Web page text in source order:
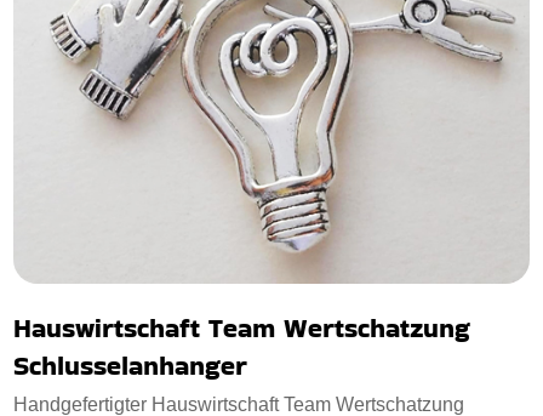
Hauswirtschaft Team Wertschatzung
Schlusselanhanger
Handgefertigter Hauswirtschaft Team Wertschatzung